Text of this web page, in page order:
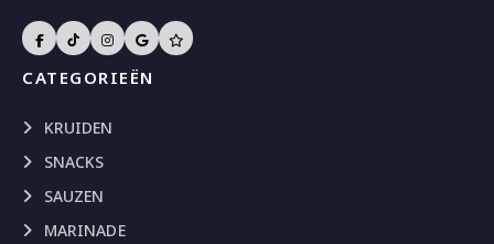
CATEGORIEËN
KRUIDEN
SNACKS
SAUZEN
MARINADE